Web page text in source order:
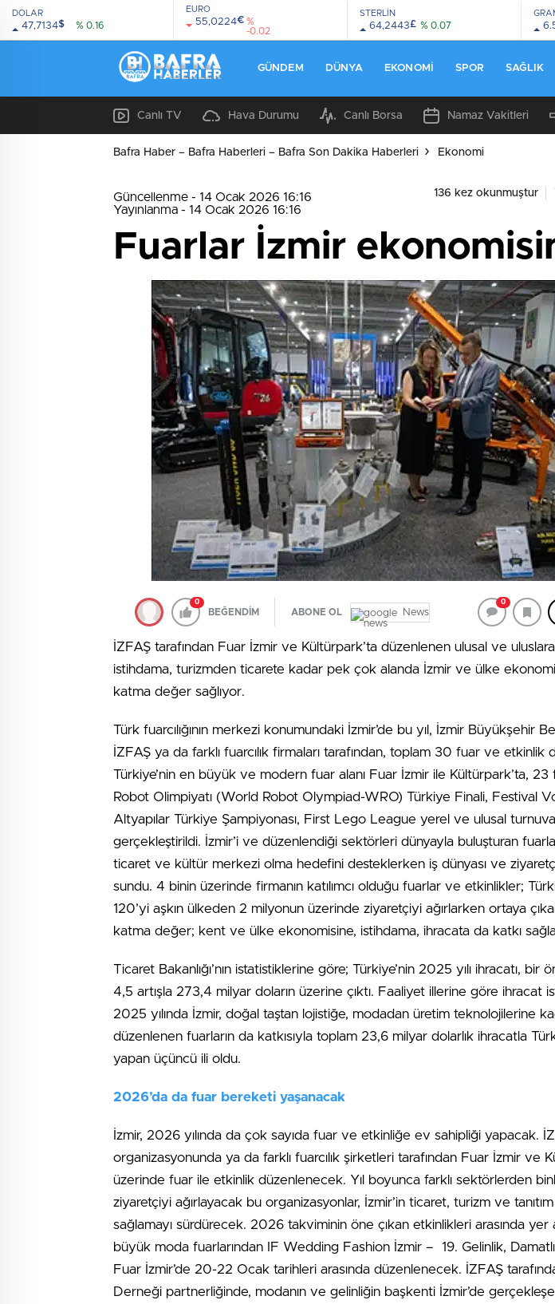
DOLAR
47,7134$ % 0.16
EURO
55,0224€ %
-0.02
STERLİN
64,2443£ % 0.07
GÜNDEM DÜNYA EKONOMI SPOR SAĞLIK
Canlı TV Hava Durumu Canlı Borsa Namaz Vakitleri
Bafra Haber – Bafra Haberleri – Bafra Son Dakika Haberleri Ekonomi
136 kez okunmuştur
Güncellenme - 14 Ocak 2026 16:16
Yayınlanma - 14 Ocak 2026 16:16
Fuarlar İzmir
0
BEĞENDİM ABONE OL News
0
İZFAŞ tarafından Fuar İzmir ve Kültürpark’ta düzenlenen ulusal ve
istihdama, turizmden ticarete kadar pek çok alanda İzmir ve ülke
katma değer sağlıyor.
Türk fuarcılığının merkezi konumundaki İzmir’de bu yıl, İzmir Büyükşehir
İZFAŞ ya da farklı fuarcılık firmaları tarafından, toplam 30 fuar ve etkinlik
Türkiye’nin en büyük ve modern fuar alanı Fuar İzmir ile Kültürpark’ta, 23
Robot Olimpiyatı (World Robot Olympiad-WRO) Türkiye Finali, Festival
Altyapılar Türkiye Şampiyonası, First Lego League yerel ve ulusal
gerçekleştirildi. İzmir’i ve düzenlendiği sektörleri dünyayla buluşturan
ticaret ve kültür merkezi olma hedefini desteklerken iş dünyası ve
sundu. 4 binin üzerinde firmanın katılımcı olduğu fuarlar ve etkinlikler;
120’yi aşkın ülkeden 2 milyonun üzerinde ziyaretçiyi ağırlarken ortaya
katma değer; kent ve ülke ekonomisine, istihdama, ihracata da katkı
Ticaret Bakanlığı’nın istatistiklerine göre; Türkiye’nin 2025 yılı ihracatı, bir
4,5 artışla 273,4 milyar doların üzerine çıktı. Faaliyet illerine göre ihracat
2025 yılında İzmir, doğal taştan lojistiğe, modadan üretim teknolojilerine
düzenlenen fuarların da katkısıyla toplam 23,6 milyar dolarlık ihracatla
yapan üçüncü ili oldu.
2026’da da fuar bereketi yaşanacak
İzmir, 2026 yılında da çok sayıda fuar ve etkinliğe ev sahipliği yapacak.
organizasyonunda ya da farklı fuarcılık şirketleri tarafından Fuar İzmir ve
üzerinde fuar ile etkinlik düzenlenecek. Yıl boyunca farklı sektörlerden
ziyaretçiyi ağırlayacak bu organizasyonlar, İzmir’in ticaret, turizm ve
sağlamayı sürdürecek. 2026 takviminin öne çıkan etkinlikleri arasında yer
büyük moda fuarlarından IF Wedding Fashion İzmir – 19. Gelinlik,
Fuar İzmir’de 20-22 Ocak tarihleri arasında düzenlenecek. İZFAŞ
Derneği partnerliğinde, modanın ve gelinliğin başkenti İzmir’de